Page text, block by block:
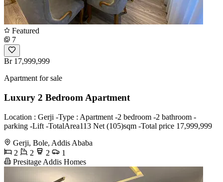
Featured
7
Br 17,999,999
Apartment for sale
Luxury 2 Bedroom Apartment
Location : Gerji -Type : Apartment -2 bedroom -2 bathroom -
parking -Lift -TotalArea113 Net (105)sqm -Total price 17,999,999
Gerji, Bole, Addis Ababa
2
2 2
1
Presitage Addis Homes